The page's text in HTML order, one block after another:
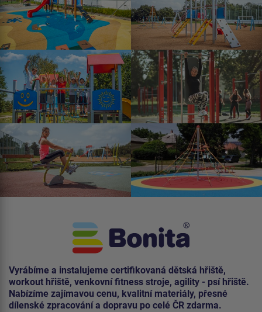
Vyrábíme a instalujeme certifikovaná dětská hřiště,
workout hřiště, venkovní fitness stroje, agility - psí hřiště.
Nabízíme zajímavou cenu, kvalitní materiály, přesné
dílenské zpracování a dopravu po celé ČR zdarma.